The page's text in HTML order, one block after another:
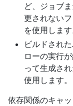
ど、ジョブ
更されない
を使用します
ビルドされ
ローの実行
って生成さ
使用します。
依存関係のキャ